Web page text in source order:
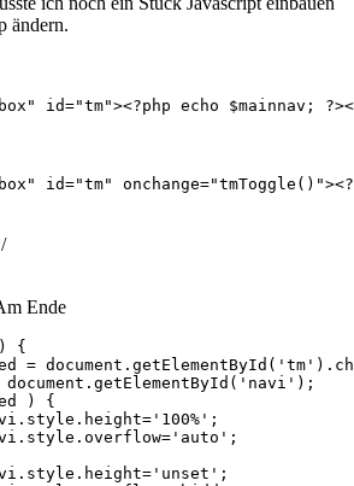
ändern.
id="tm"><?php echo $mainnav;
id="tm"
Ende
{